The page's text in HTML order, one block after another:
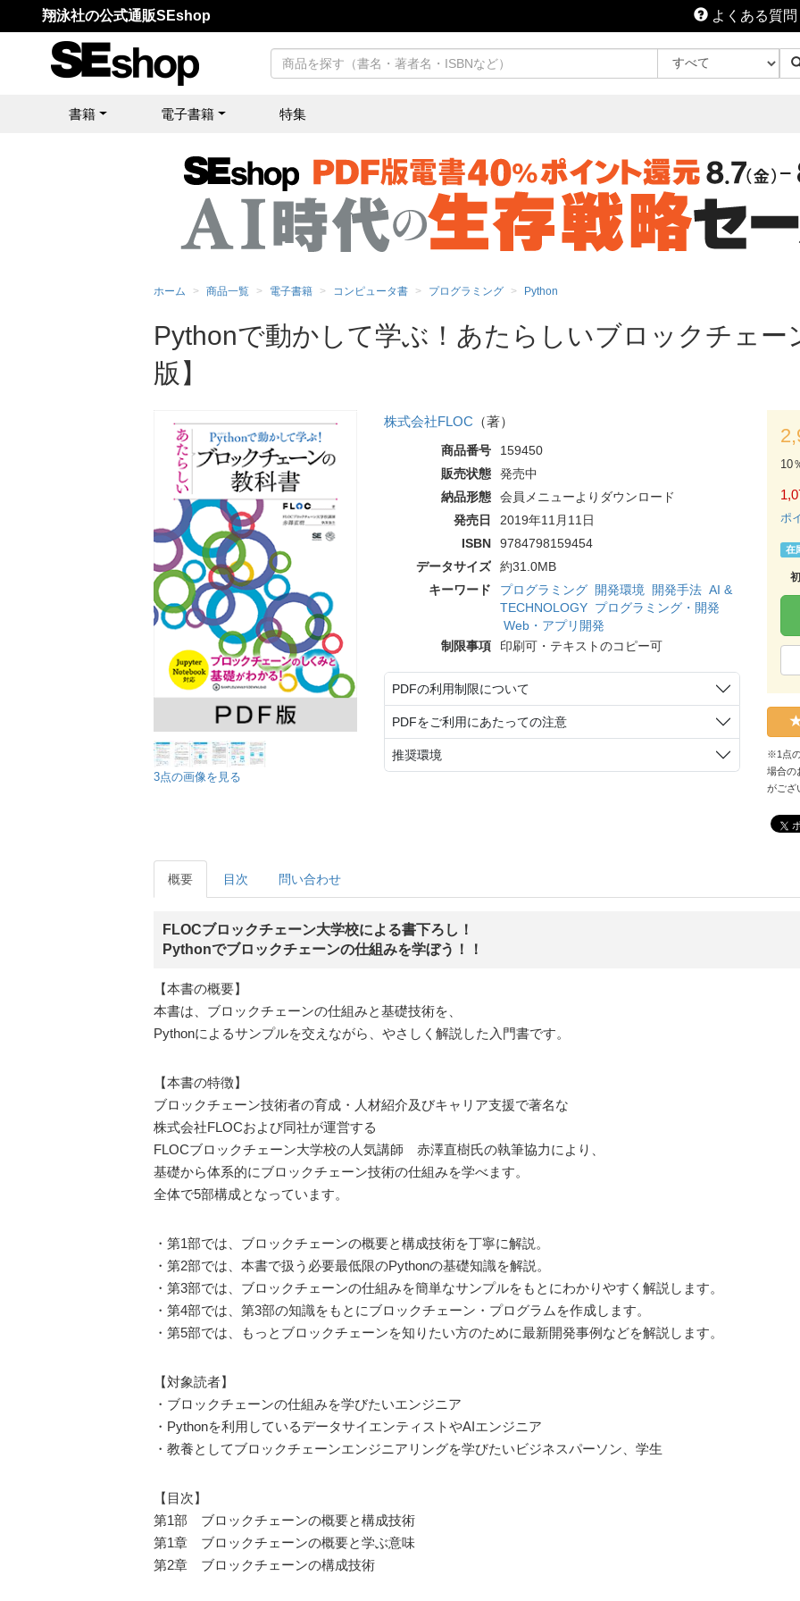
翔泳社の公式通販SEshop よくある質問
書籍 電子書籍 特集
ホーム 商品一覧 電子書籍 コンピュータ書 プログラミング Python
Pythonで動かして学ぶ！あたらしいブロックチェー
版】
3点の画像を見る
株式会社FLOC （著）
商品番号
159450
販売状態
発売中
納品形態
会員メニューよりダウンロード
発売日
2019年11月11日
ISBN
9784798159454
データサイズ
約31.0MB
キーワード
プログラミング 開発環境 開発手法 AI &
TECHNOLOGY プログラミング・開発
Web・アプリ開発
制限事項
印刷可・テキストのコピー可
PDFの利用制限について
PDFをご利用にあたっての注意
推奨環境
10
ポ
在
※1点
場合の
がござ
概要 目次 問い合わせ
FLOCブロックチェーン大学校による書下ろし！
Pythonでブロックチェーンの仕組みを学ぼう！！
【本書の概要】
本書は、ブロックチェーンの仕組みと基礎技術を、
Pythonによるサンプルを交えながら、やさしく解説した入門書です。
【本書の特徴】
ブロックチェーン技術者の育成・人材紹介及びキャリア支援で著名な
株式会社FLOCおよび同社が運営する
FLOCブロックチェーン大学校の人気講師 赤澤直樹氏の執筆協力により、
基礎から体系的にブロックチェーン技術の仕組みを学べます。
全体で5部構成となっています。
・第1部では、ブロックチェーンの概要と構成技術を丁寧に解説。
・第2部では、本書で扱う必要最低限のPythonの基礎知識を解説。
・第3部では、ブロックチェーンの仕組みを簡単なサンプルをもとにわかりやすく解説します。
・第4部では、第3部の知識をもとにブロックチェーン・プログラムを作成します。
・第5部では、もっとブロックチェーンを知りたい方のために最新開発事例などを解説します。
【対象読者】
・ブロックチェーンの仕組みを学びたいエンジニア
・Pythonを利用しているデータサイエンティストやAIエンジニア
・教養としてブロックチェーンエンジニアリングを学びたいビジネスパーソン、学生
【目次】
第1部 ブロックチェーンの概要と構成技術
第1章 ブロックチェーンの概要と学ぶ意味
第2章 ブロックチェーンの構成技術